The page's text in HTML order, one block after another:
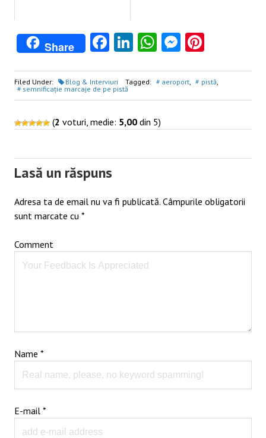
Share Facebook
LinkedIn
WhatsApp
Filed Under: Blog & Interviuri Tagged: aeroport pistă
semnificație marcaje de pe pistă
(2 voturi, medie: 5,00 din 5)
Lasă un răspuns
Adresa ta de email nu va fi publicată. Câmpurile obligatorii
sunt marcate cu *
Comment
Name *
E-mail *